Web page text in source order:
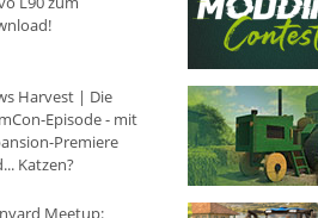
Harvest | Die
Episode - mit
Premiere
Katzen?